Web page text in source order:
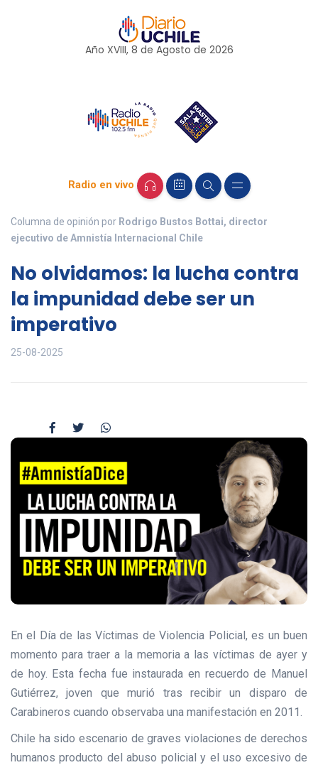
Año XVIII, 8 de Agosto de 2026
Radio en vivo
Columna de opinión por Rodrigo Bustos Bottai, director
ejecutivo de Amnistía Internacional Chile
No olvidamos: la lucha contra
la impunidad debe ser un
imperativo
25-08-2025
En el Día de las Víctimas de Violencia Policial, es un buen
momento para traer a la memoria a las víctimas de ayer y
de hoy. Esta fecha fue instaurada en recuerdo de Manuel
Gutiérrez, joven que murió tras recibir un disparo de
Carabineros cuando observaba una manifestación en 2011.
Chile ha sido escenario de graves violaciones de derechos
humanos producto del abuso policial y el uso excesivo de